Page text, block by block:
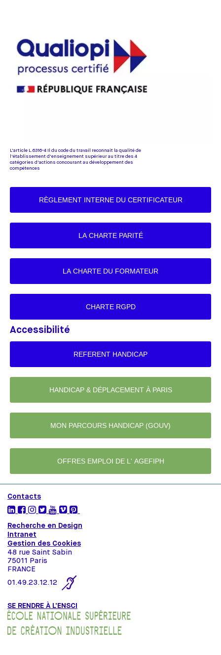
L'article L.6316-4 Il du code du travail reconnait la qualité de
l'établissement d'enseignement supérieur au titre des 4
catégories d'actions concourant au développement des
compétences
RÈGLEMENT INTERNE DU CERTIFICATEUR
LA CHARTE PARITÉ
LA CHARTE DU FORMATEUR
CHARTE RGPD
Accessibilité
REFERENT HANDICAP
HANDICAP & DÉPLACEMENT À PARIS
MON PARCOURS HANDICAP (GOUV)
OFFRES EMPLOI DE L' AGEFIPH
Contacts
Recherche en Design
Intranet
Gestion des Cookies
48 rue Saint Sabin
75011 Paris
FRANCE
01.49.23.12.12
SE RENDRE À L’ENSCI